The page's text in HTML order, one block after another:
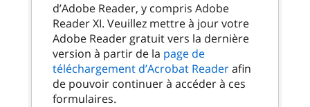
d’Adobe Reader, y compris Adobe
Reader XI. Veuillez mettre à jour votre
Adobe Reader gratuit vers la dernière
version à partir de la page de
téléchargement d’Acrobat Readerafin
de pouvoir continuer à accéder à ces
formulaires.